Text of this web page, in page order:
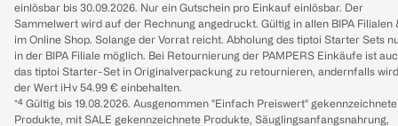
einlösbar bis 30.09.2026. Nur ein Gutschein pro Einkauf einlösbar. Der
Sammelwert wird auf der Rechnung angedruckt. Gültig in allen BIPA Filialen
im Online Shop. Solange der Vorrat reicht. Abholung des tiptoi Starter Sets
in der BIPA Filiale möglich. Bei Retournierung der PAMPERS Einkäufe ist
das tiptoi Starter-Set in Originalverpackung zu retournieren, andernfalls wird
der Wert iHv 54.99 € einbehalten.
*⁴ Gültig bis 19.08.2026. Ausgenommen "Einfach Preiswert" gekennzeichnete
Produkte, mit SALE gekennzeichnete Produkte, Säuglingsanfangsnahrung,